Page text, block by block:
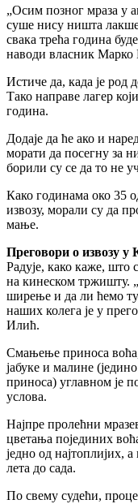
„Осим позног мраза у
суше нису ништа
свака трећа година
наводи власник Марко
Истиче да, када је род
Тако направе лагер
година.
Додаје да ће ако и
морати да посегну за
борили су се да то не
Како годинама око 35
извозу, морали су да
мање.
Преговори о извозу у
Радује, како каже, што
на кинеском тржишту.
ширење и да ли ћемо
наших колега је у
Илић.
Смањење приноса
јабуке и малине
приноса) углавном је
услова.
Најпре пролећни
цветања појединих
једно од најтоплијих,
лета до сада.
По свему судећи,